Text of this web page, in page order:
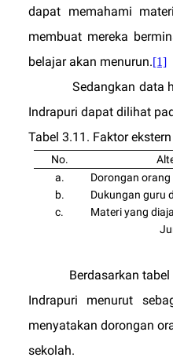
dapat memahami
membuat mereka
belajar akan menurun.[1]
Sedangkan data
Indrapuri dapat dilihat
Tabel 3.11. Faktor
No.
a.
b.
c.
Dorongan
Dukungan guru
Materi yang
Berdasarkan
Indrapuri menurut
menyatakan dorongan
sekolah.